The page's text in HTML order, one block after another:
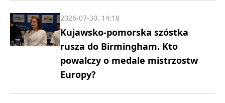
Kujawsko-pomorska szóstka
rusza do Birmingham. Kto
powalczy o medale mistrzostw
Europy?
2026-07-30, 14:18